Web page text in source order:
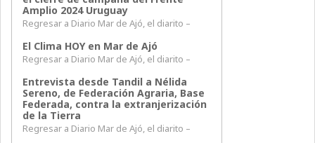
Amplio 2024 Uruguay
Regresar a Diario Mar de Ajó, el diarito –
El Clima HOY en Mar de Ajó
Regresar a Diario Mar de Ajó, el diarito –
Entrevista desde Tandil a Nélida
Sereno, de Federación Agraria, Base
Federada, contra la extranjerización
de la Tierra
Regresar a Diario Mar de Ajó, el diarito –